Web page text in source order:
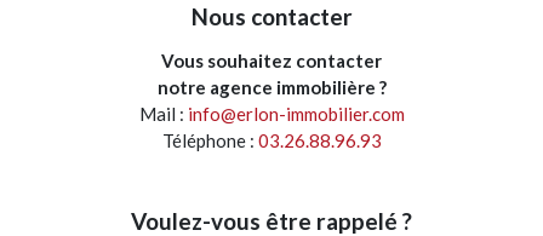
Nous contacter
Vous souhaitez contacter
notre agence immobilière ?
Mail : info@erlon-immobilier.com
Téléphone : 03.26.88.96.93
Voulez-vous être rappelé ?